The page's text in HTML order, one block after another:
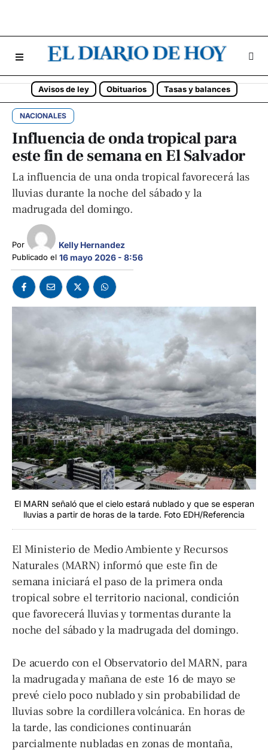
Avisos de ley Obituarios Tasas y balances
NACIONALES
Influencia de onda tropical para
este fin de semana en El Salvador
La influencia de una onda tropical favorecerá las
lluvias durante la noche del sábado y la
madrugada del domingo.
Por Kelly Hernandez
Publicado el 16 mayo 2026 - 8:56
El MARN señaló que el cielo estará nublado y que se esperan
lluvias a partir de horas de la tarde. Foto EDH/Referencia
El Ministerio de Medio Ambiente y Recursos
Naturales (MARN) informó que este fin de
semana iniciará el paso de la primera onda
tropical sobre el territorio nacional, condición
que favorecerá lluvias y tormentas durante la
noche del sábado y la madrugada del domingo.
De acuerdo con el Observatorio del MARN, para
la madrugada y mañana de este 16 de mayo se
prevé cielo poco nublado y sin probabilidad de
lluvias sobre la cordillera volcánica. En horas de
la tarde, las condiciones continuarán
parcialmente nubladas en zonas de montaña,